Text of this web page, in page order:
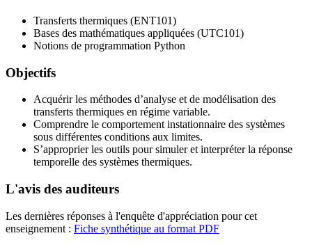
Transferts thermiques (ENT101)
Bases des mathématiques appliquées (UTC101)
Notions de programmation Python
Objectifs
Acquérir les méthodes d’analyse et de modélisation des
transferts thermiques en régime variable.
Comprendre le comportement instationnaire des systèmes
sous différentes conditions aux limites.
S’approprier les outils pour simuler et interpréter la réponse
temporelle des systèmes thermiques.
L'avis des auditeurs
Les dernières réponses à l'enquête d'appréciation pour cet
enseignement : Fiche synthétique au format PDF